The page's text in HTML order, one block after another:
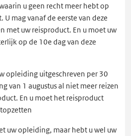
u geen recht meer hebt op
mag vanaf de eerste van deze
met uw reisproduct. En u moet uw
op de 10e dag van deze
opleiding uitgeschreven per 30
van 1 augustus al niet meer reizen
En u moet het reisproduct
uw opleiding, maar hebt u wel uw